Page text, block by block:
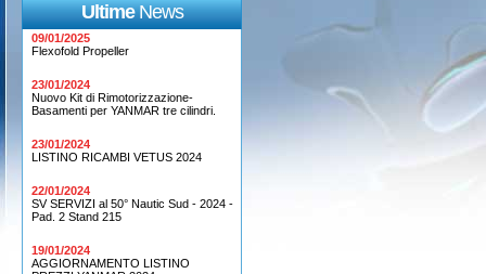
UltimeNews
09/01/2025
Flexofold Propeller
23/01/2024
Nuovo Kit di Rimotorizzazione-
Basamenti per YANMAR tre cilindri.
23/01/2024
LISTINO RICAMBI VETUS 2024
22/01/2024
SV SERVIZI al 50° Nautic Sud - 2024 -
Pad. 2 Stand 215
19/01/2024
AGGIORNAMENTO LISTINO